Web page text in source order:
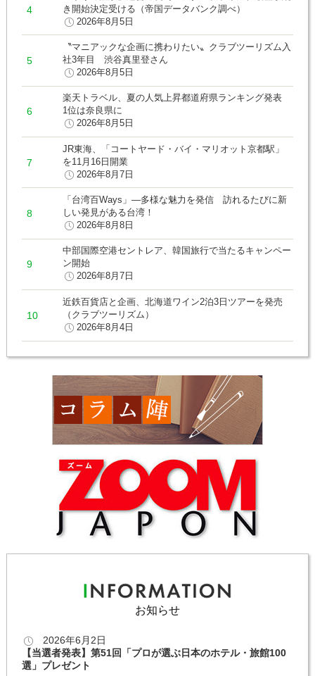
き開始決定受ける（帝国データバンク調べ）
2026年8月5日
〝マニアックな企画に携わりたい〟クラブツーリズム入
社3年目 渋谷真里登さん
2026年8月5日
楽天トラベル、夏の人気上昇都道府県ランキング発表
1位は奈良県に
2026年8月5日
JR東海、「コートヤード・バイ・マリオット京都駅」
を11月16日開業
2026年8月7日
「台湾百Ways」―多様な魅力を発信 訪れるたびに新
しい発見がある台湾！
2026年8月8日
中部国際空港セントレア、韓国旅行で当たるキャンペー
ン開始
2026年8月7日
近鉄百貨店と企画、北海道ワイン2泊3日ツアーを発売
（クラブツーリズム）
2026年8月4日
お知らせ
2026年6月2日
【当選者発表】第51回「プロが選ぶ日本のホテル・旅館100
選」プレゼント